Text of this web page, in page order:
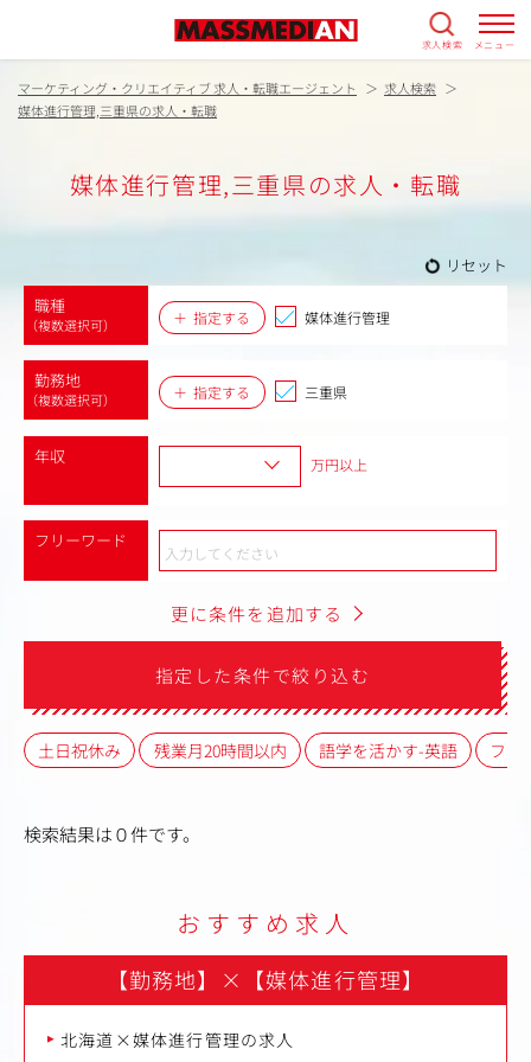
求人検索 メニュー
マーケティング・クリエイティブ 求人・転職エージェント
求人検索
媒体進行管理,三重県の求人・転職
媒体進行管理,三重県の求人・転職
リセット
職種
（複数選択可） 指定する 媒体進行管理
勤務地
（複数選択可） 指定する 三重県
年収 万円以上
フリーワード
更に条件を追加する
指定した条件で絞り込む
土日祝休み 残業月20時間以内 語学を活かす-英語 フレ
検索結果は０件です。
おすすめ求人
【勤務地】 × 【媒体進行管理】
北海道×媒体進行管理の求人